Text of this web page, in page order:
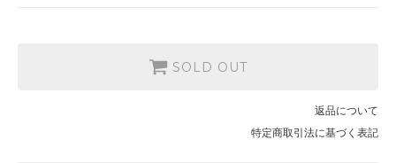
SOLD OUT
返品について
特定商取引法に基づく表記